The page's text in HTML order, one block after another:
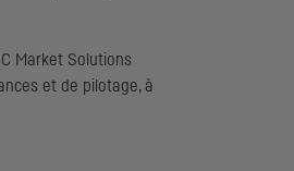
Market Solutions
et de pilotage, à